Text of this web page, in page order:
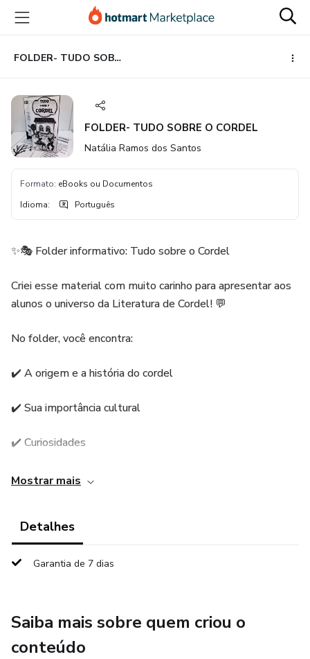
para
conteúdo
principal
para
pagamento
para
rodapé
FOLDER- TUDO SOBRE O CORDEL
FOLDER- TUDO SOBRE O CORDEL
Natália Ramos dos Santos
Formato: eBooks ou Documentos
Idioma: Português
✨🎭 Folder informativo: Tudo sobre o Cordel
Criei esse material com muito carinho para apresentar aos
alunos o universo da Literatura de Cordel! 💬
No folder, você encontra:
✔️ A origem e a história do cordel
✔️ Sua importância cultural
✔️ Curiosidades
✔️ Autores famosos
✔️ Estrutura dos versos
trabalhar o cordel de forma contextualizada, lúdica e
significativa em sala de aula! 🖤
Mostrar mais
Detalhes
Garantia de 7 dias
Saiba mais sobre quem criou o
conteúdo